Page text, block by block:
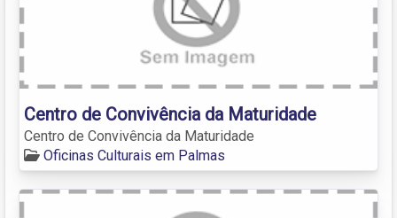
Centro de Convivência da Maturidade
Centro de Convivência da Maturidade
Oficinas Culturais em Palmas